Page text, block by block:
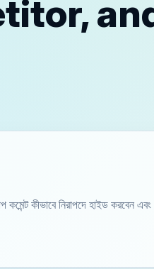
কীভাবে নিরাপদে হাইড করবেন